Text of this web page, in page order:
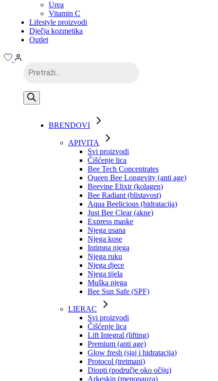
Urea
Vitamin C
Lifestyle proizvodi
Dječja kozmetika
Outlet
search
BRENDOVI
APIVITA
Svi proizvodi
Čišćenje lica
Bee Tech Concentrates
Queen Bee Longevity (anti age)
Beevine Elixir (kolagen)
Bee Radiant (blistavost)
Aqua Beelicious (hidratacija)
Just Bee Clear (akne)
Express maske
Njega usana
Njega kose
Intimna njega
Njega ruku
Njega djece
Njega tijela
Muška njega
Bee Sun Safe (SPF)
LIERAC
Svi proizvodi
Čišćenje lica
Lift Integral (lifting)
Premium (anti age)
Glow fresh (sjaj i hidratacija)
Protocol (tretmani)
Diopti (područje oko očiju)
Arkeskin (menopauza)